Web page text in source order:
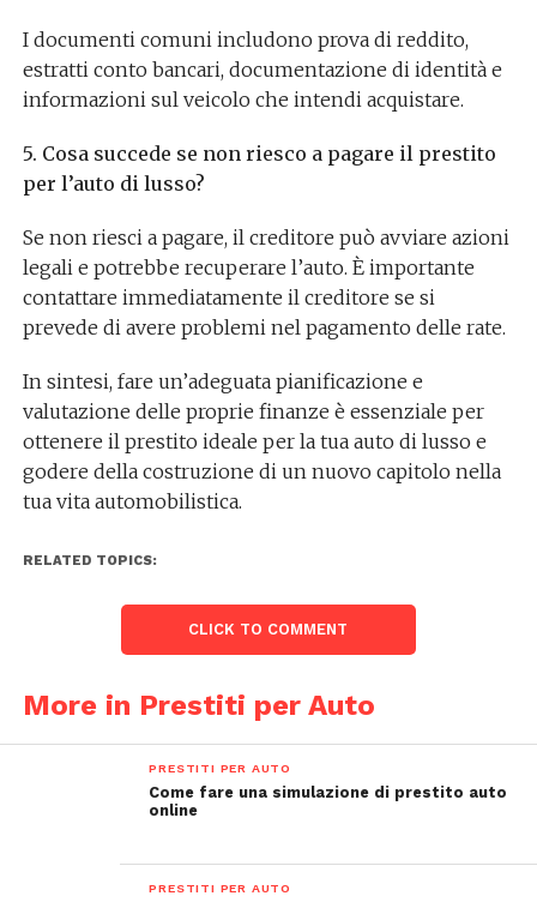
I documenti comuni includono prova di reddito,
estratti conto bancari, documentazione di identità e
informazioni sul veicolo che intendi acquistare.
5. Cosa succede se non riesco a pagare il prestito
per l’auto di lusso?
Se non riesci a pagare, il creditore può avviare azioni
legali e potrebbe recuperare l’auto. È importante
contattare immediatamente il creditore se si
prevede di avere problemi nel pagamento delle rate.
In sintesi, fare un’adeguata pianificazione e
valutazione delle proprie finanze è essenziale per
ottenere il prestito ideale per la tua auto di lusso e
godere della costruzione di un nuovo capitolo nella
tua vita automobilistica.
RELATED TOPICS:
CLICK TO COMMENT
More in Prestiti per Auto
PRESTITI PER AUTO
Come fare una simulazione di prestito auto
online
PRESTITI PER AUTO